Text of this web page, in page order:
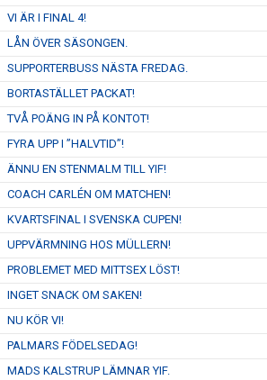
VI ÄR I FINAL 4!
LÅN ÖVER SÄSONGEN.
SUPPORTERBUSS NÄSTA FREDAG.
BORTASTÄLLET PACKAT!
TVÅ POÄNG IN PÅ KONTOT!
FYRA UPP I ”HALVTID”!
ÄNNU EN STENMALM TILL YIF!
COACH CARLÉN OM MATCHEN!
KVARTSFINAL I SVENSKA CUPEN!
UPPVÄRMNING HOS MÜLLERN!
PROBLEMET MED MITTSEX LÖST!
INGET SNACK OM SAKEN!
NU KÖR VI!
PALMARS FÖDELSEDAG!
MADS KALSTRUP LÄMNAR YIF.